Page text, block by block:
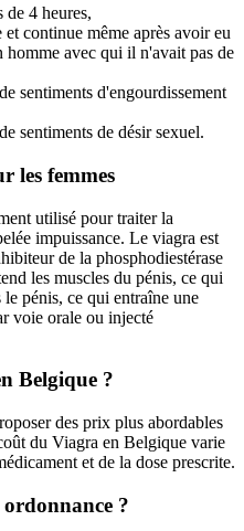
4 heures,
continue même après avoir eu
homme avec qui il n'avait pas de
sentiments d'engourdissement
sentiments de désir sexuel.
les femmes
utilisé pour traiter la
impuissance. Le viagra est
de la phosphodiestérase
les muscles du pénis, ce qui
pénis, ce qui entraîne une
voie orale ou injecté
Belgique ?
des prix plus abordables
du Viagra en Belgique varie
et de la dose prescrite.
?